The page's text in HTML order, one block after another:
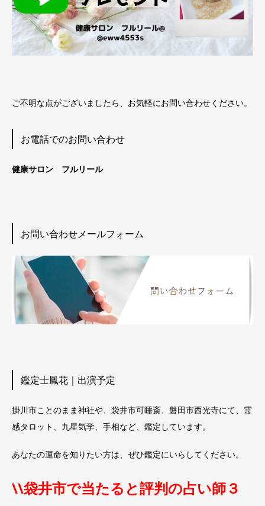
ご不明な点がございましたら、お気軽にお問い合わせください。
お電話でのお問い合わせ
健康サロン フルリール
お問い合わせメールフォーム
鑑定士鳳花｜出演予定
掛川市ことのまま神社や、袋井市可睡斎、磐田市西光寺にて、霊
感タロット、九星気学、手相など、鑑定しています。
あなたの運命を知りたい方は、ぜひ鑑定にいらしてください。
\\袋井市で当たると評判の占い師３